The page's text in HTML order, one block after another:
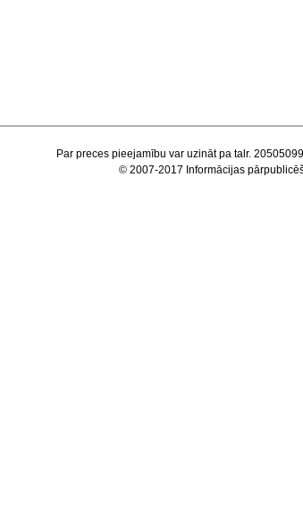
Par preces pieejamību var uzināt pa talr.
© 2007-2017 Informācijas